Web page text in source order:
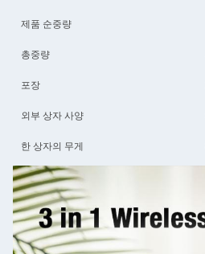
제품 순중량
총중량
포장
외부 상자 사양
한 상자의 무게